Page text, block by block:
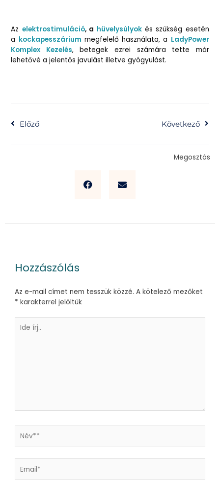
Az elektrostimuláció, a hüvelysúlyokés szükség esetén
a kockapesszárium megfelelő használata, a LadyPower
Komplex Kezelés, betegek ezrei számára tette már
lehetővé a jelentős javulást illetve gyógyulást.
Előző Következő
Megosztás
Hozzászólás
Az e-mail címet nem tesszük közzé. A kötelező mezőket
* karakterrel jelöltük
írj..